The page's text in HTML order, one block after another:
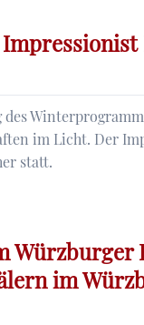
im Licht. Der
statt.
Würzburger
im